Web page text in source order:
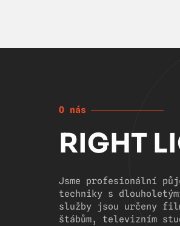
O nás
RIGHT
Jsme profesionální
techniky s
služby jsou určeny
štábům, televizním